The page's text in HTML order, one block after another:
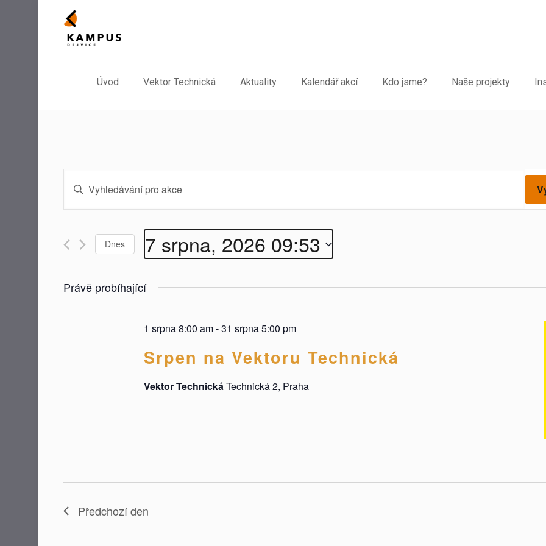
Úvod Vektor Technická Aktuality Kalendář akcí Kdo jsme? Naše projekty
Navigace
pro
hledání
zobrazení
Akce
Enter
Keyword.
Search
by
Dnes 7 srpna, 2026 09:53
Právě probíhající
1 srpna 8:00 am-31 srpna 5:00 pm
Srpen na Vektoru Technická
Vektor TechnickáTechnická 2, Praha
Předchozí den